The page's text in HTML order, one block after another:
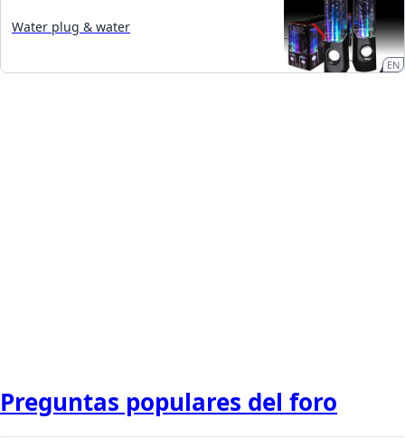
Water plug & water
EN
Preguntas populares del foro